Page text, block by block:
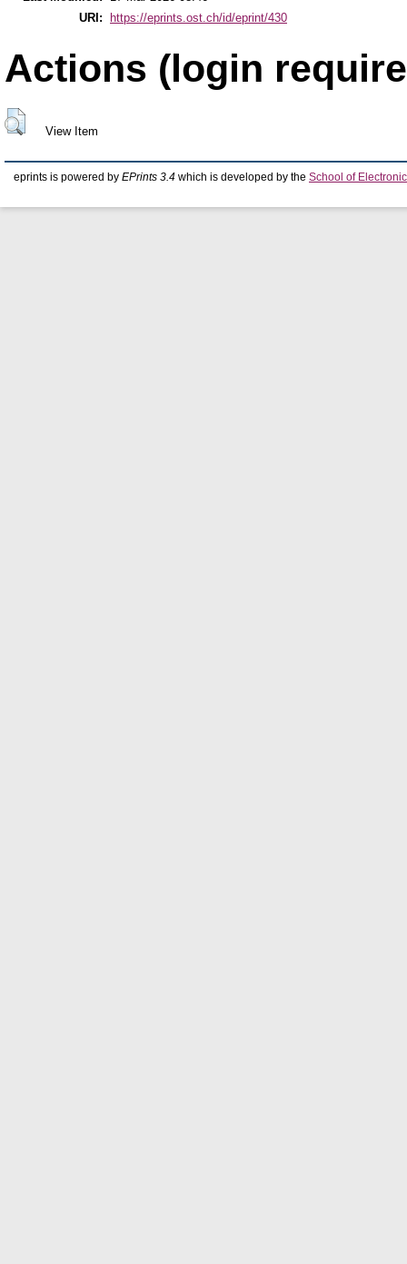
URI:
https://eprints.ost.ch/id/eprint/430
Actions (login
View Item
eprints is powered by EPrints 3.4 which is developed by the School of